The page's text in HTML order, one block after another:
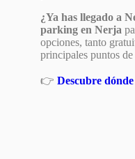
¿Ya has llegado a
parking en Nerja
opciones, tanto
principales puntos de
👉 Descubre